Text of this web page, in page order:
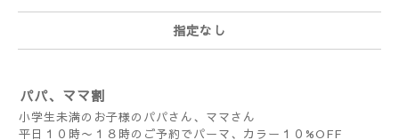
指定なし
パパ、ママ割
小学生未満のお子様のパパさん、ママさん
平日１０時〜１８時のご予約でパーマ、カラー１０%OFF